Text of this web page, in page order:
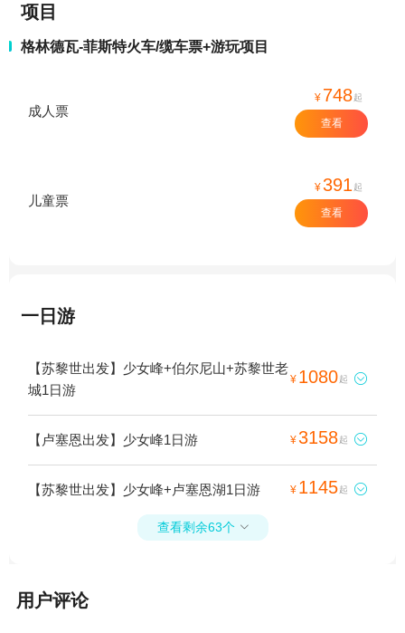
项目
格林德瓦-菲斯特火车/缆车票+游玩项目
成人票
¥ 748起
查看
儿童票
¥391 起
查看
一日游
【苏黎世出发】少女峰+伯尔尼山+苏黎世老
城1日游
¥ 1080起 
【卢塞恩出发】少女峰1日游 ¥3158起 
【苏黎世出发】少女峰+卢塞恩湖1日游 ¥ 1145起 
查看剩余63个 
用户评论